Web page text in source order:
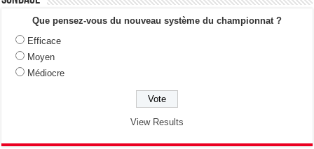
Que pensez-vous du nouveau système du championnat ?
Efficace
Moyen
Médiocre
View Results